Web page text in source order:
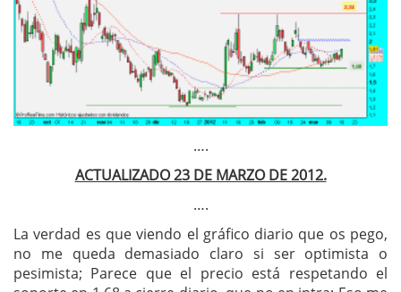
….
ACTUALIZADO 23 DE MARZO DE 2012.
….
La verdad es que viendo el gráfico diario que os pego,
no me queda demasiado claro si ser optimista o
pesimista; Parece que el precio está respetando el